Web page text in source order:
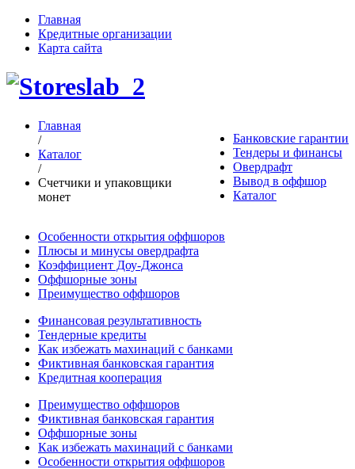
Главная
Кредитные организации
Карта сайта
Банковские гарантии
Тендеры и финансы
Овердрафт
Вывод в оффшор
Каталог
Главная
/
Каталог
/
Счетчики и упаковщики
монет
Особенности открытия оффшоров
Плюсы и минусы овердрафта
Коэффициент Доу-Джонса
Оффшорные зоны
Преимущество оффшоров
Финансовая результативность
Тендерные кредиты
Как избежать махинаций с банками
Фиктивная банковская гарантия
Кредитная кооперация
Преимущество оффшоров
Фиктивная банковская гарантия
Оффшорные зоны
Как избежать махинаций с банками
Особенности открытия оффшоров